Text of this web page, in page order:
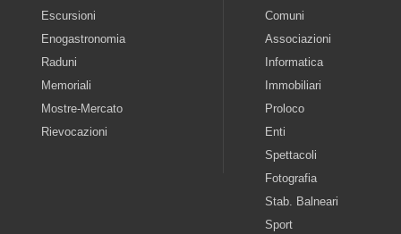
Escursioni
Enogastronomia
Raduni
Memoriali
Mostre-Mercato
Rievocazioni
Comuni
Associazioni
Informatica
Immobiliari
Proloco
Enti
Spettacoli
Fotografia
Stab. Balneari
Sport